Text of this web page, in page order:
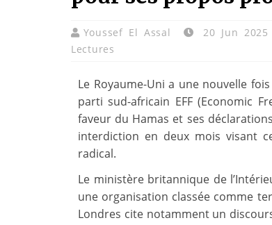
Youssef El Assal 20 Jun 2025
Lectures
Le Royaume-Uni a une nouvelle
parti sud-africain EFF (Economic
faveur du Hamas et ses
interdiction en deux mois visant
radical.
Le ministère britannique de
une organisation classée comme
Londres cite notamment un